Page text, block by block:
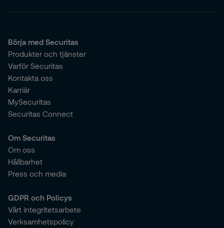
Börja med Securitas
Produkter och tjänster
Varför Securitas
Kontakta oss
Karriär
MySecuritas
Securitas Connect
Om Securitas
Om oss
Hållbarhet
Press och media
GDPR och Policys
Vårt integritetsarbete
Verksamhetspolicy